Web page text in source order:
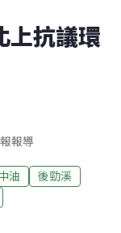
上抗議環
報導
油
後勁溪